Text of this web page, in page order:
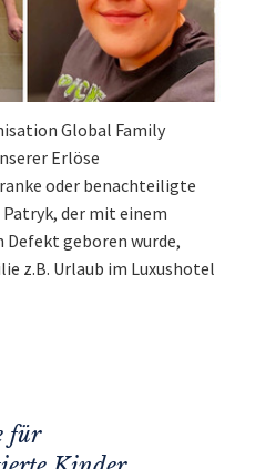
Global Family
Erlöse
oder benachteiligte
der mit einem
Defekt geboren wurde,
z.B. Urlaub im Luxushotel
für